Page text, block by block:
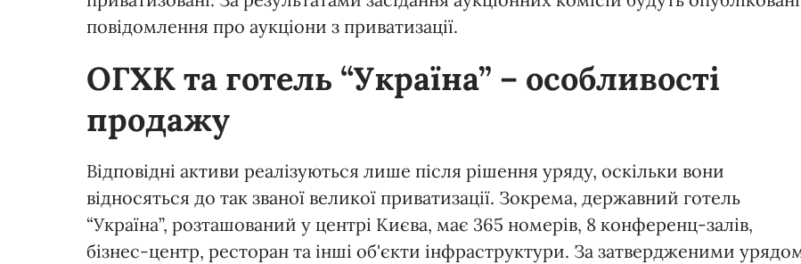
повідомлення про аукціони з приватизації.
ОГХК та готель “Україна” – особливості
продажу
Відповідні активи реалізуються лише після рішення уряду, оскільки вони
відносяться до так званої великої приватизації. Зокрема, державний готель
“Україна”, розташований у центрі Києва, має 365 номерів, 8 конференц-залів,
бізнес-центр, ресторан та інші об'єкти інфраструктури. За затвердженими